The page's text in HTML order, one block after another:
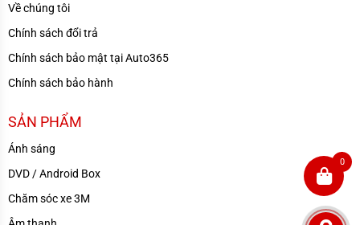
Về chúng tôi
Chính sách đổi trả
Chính sách bảo mật tại Auto365
Chính sách bảo hành
SẢN PHẨM
Ánh sáng
DVD / Android Box
Chăm sóc xe 3M
0